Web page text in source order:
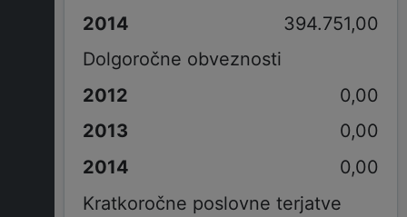
394.751,00
Dolgoročne obveznosti
0,00
0,00
0,00
Kratkoročne poslovne terjatve